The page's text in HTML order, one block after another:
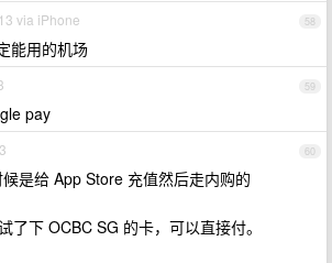
58
via iPhone
能用的机场
59
pay
60
是给 App Store 充值然后走内购的
了下 OCBC SG 的卡，可以直接付。